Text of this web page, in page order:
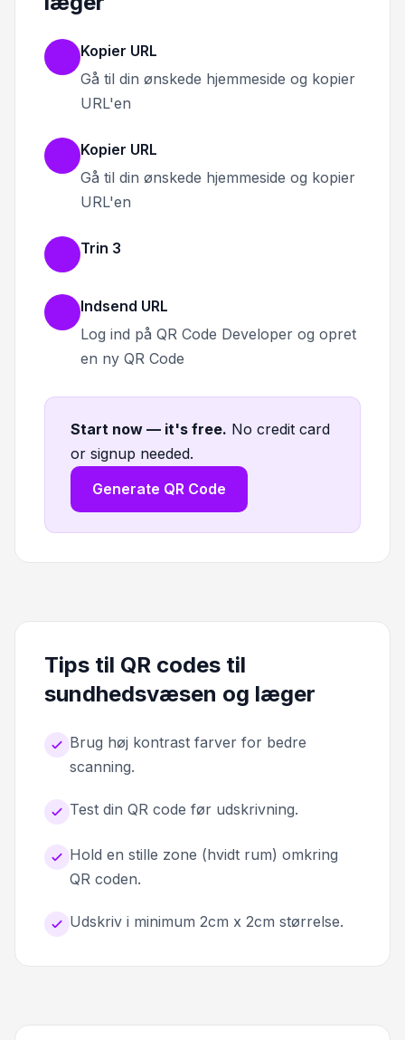
Kopier URL
Gå til din ønskede hjemmeside og kopier
URL'en
Kopier URL
Gå til din ønskede hjemmeside og kopier
URL'en
Trin 3
Indsend URL
Log ind på QR Code Developer og opret
en ny QR Code
Start now — it's free. No credit card
or signup needed.
Generate QR Code
Tips til QR codes til
sundhedsvæsen og læger
Brug høj kontrast farver for bedre
scanning.
Test din QR code før udskrivning.
Hold en stille zone (hvidt rum) omkring
QR coden.
Udskriv i minimum 2cm x 2cm størrelse.